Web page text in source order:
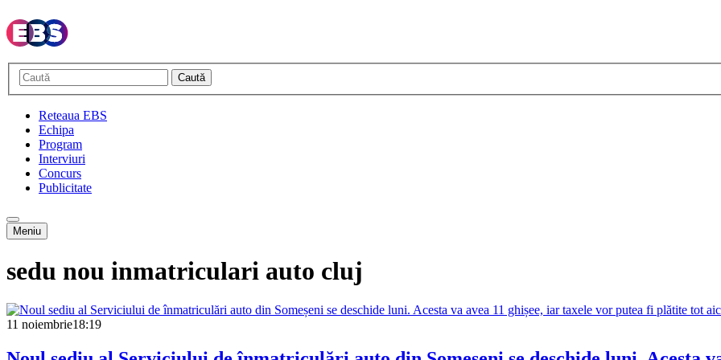
Caută
Reteaua EBS
Echipa
Program
Interviuri
Concurs
Publicitate
Meniu
sedu nou inmatriculari auto cluj
11 noiembrie18:19